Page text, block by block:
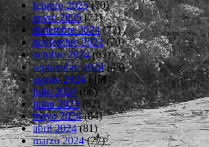
febrero 2025(70)
enero 2025(71)
diciembre 2024(72)
noviembre 2024(70)
octubre 2024(63)
septiembre 2024(43)
agosto 2024(45)
julio 2024 (66)
junio 2024 (82)
mayo 2024(84)
abril 2024(81)
marzo 2024(77)